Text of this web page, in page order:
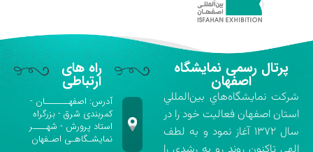
پرتال رسمی نمایشگاه
اصفهان
شركت نمايشگاه‌هاي بين‌المللي
استان اصفهان فعاليت خود را در
سال ۱۳۷۲ آغاز نمود و به لطف
راه های
ارتباطی
آدرس: اصفهـــــــان -
کمربندی شرق - بزرگراه
استاد پرورش - شهــــر
نمایشـگاهـی اصـفهان